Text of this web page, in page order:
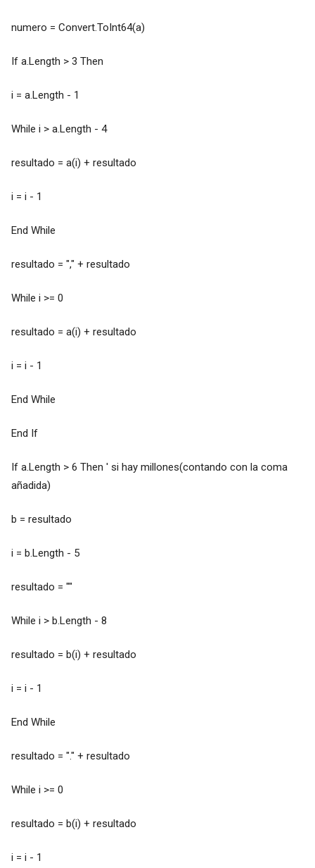
numero = Convert.ToInt64(a)
If a.Length > 3 Then
i = a.Length - 1
While i > a.Length - 4
resultado = a(i) + resultado
i = i - 1
End While
resultado = "," + resultado
While i >= 0
resultado = a(i) + resultado
i = i - 1
End While
End If
If a.Length > 6 Then ' si hay millones(contando con la coma
añadida)
b = resultado
i = b.Length - 5
resultado = ""
While i > b.Length - 8
resultado = b(i) + resultado
i = i - 1
End While
resultado = "." + resultado
While i >= 0
resultado = b(i) + resultado
i = i - 1